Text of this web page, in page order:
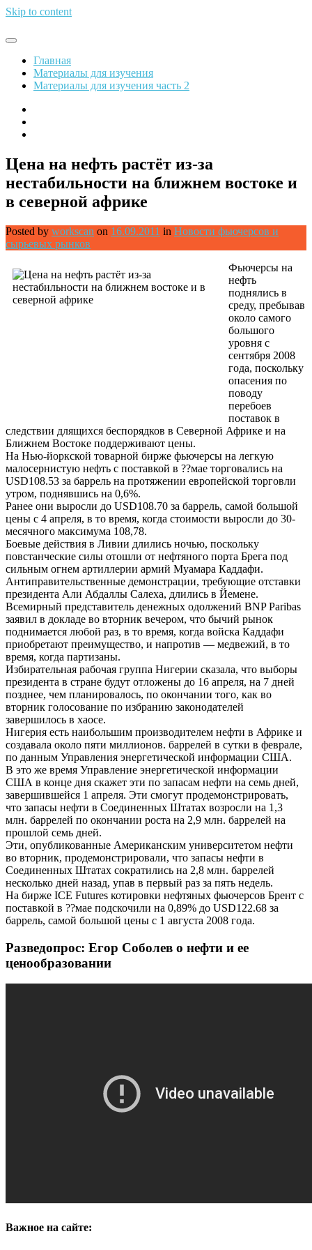
Skip to content
Обрети финансовую свободу
Главная
Материалы для изучения
Материалы для изучения часть 2
Цена на нефть растёт из-за
нестабильности на ближнем востоке и
в северной африке
Posted by workscan on 16.09.2011 in Новости фьючерсов и
сырьевых рынков
Фьючерсы на
нефть
поднялись в
среду, пребывав
около самого
большого
уровня с
сентября 2008
года, поскольку
опасения по
поводу
перебоев
поставок в
следствии длящихся беспорядков в Северной Африке и на
Ближнем Востоке поддерживают цены.
На Нью-йоркской товарной бирже фьючерсы на легкую
малосернистую нефть с поставкой в ??мае торговались на
USD108.53 за баррель на протяжении европейской торговли
утром, поднявшись на 0,6%.
Ранее они выросли до USD108.70 за баррель, самой большой
цены с 4 апреля, в то время, когда стоимости выросли до 30-
месячного максимума 108,78.
Боевые действия в Ливии длились ночью, поскольку
повстанческие силы отошли от нефтяного порта Брега под
сильным огнем артиллерии армий Муамара Каддафи.
Антиправительственные демонстрации, требующие отставки
президента Али Абдаллы Салеха, длились в Йемене.
Всемирный представитель денежных одолжений BNP Paribas
заявил в докладе во вторник вечером, что бычий рынок
поднимается любой раз, в то время, когда войска Каддафи
приобретают преимущество, и напротив — медвежий, в то
время, когда партизаны.
Избирательная рабочая группа Нигерии сказала, что выборы
президента в стране будут отложены до 16 апреля, на 7 дней
позднее, чем планировалось, по окончании того, как во
вторник голосование по избранию законодателей
завершилось в хаосе.
Нигерия есть наибольшим производителем нефти в Африке и
создавала около пяти миллионов. баррелей в сутки в феврале,
по данным Управления энергетической информации США.
В это же время Управление энергетической информации
США в конце дня скажет эти по запасам нефти на семь дней,
завершившейся 1 апреля. Эти смогут продемонстрировать,
что запасы нефти в Соединенных Штатах возросли на 1,3
млн. баррелей по окончании роста на 2,9 млн. баррелей на
прошлой семь дней.
Эти, опубликованные Американским университетом нефти
во вторник, продемонстрировали, что запасы нефти в
Соединенных Штатах сократились на 2,8 млн. баррелей
несколько дней назад, упав в первый раз за пять недель.
На бирже ICE Futures котировки нефтяных фьючерсов Брент с
поставкой в ??мае подскочили на 0,89% до USD122.68 за
баррель, самой большой цены с 1 августа 2008 года.
Разведопрос: Егор Соболев о нефти и ее
ценообразовании
Важное на сайте: